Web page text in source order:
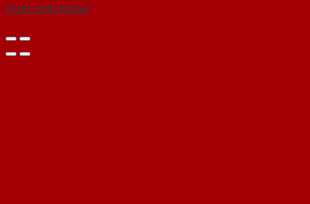
Quên mật khẩu?